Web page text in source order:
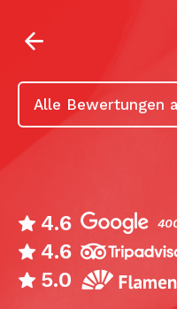
Alle Bewertungen
4.6
4.6
5.0